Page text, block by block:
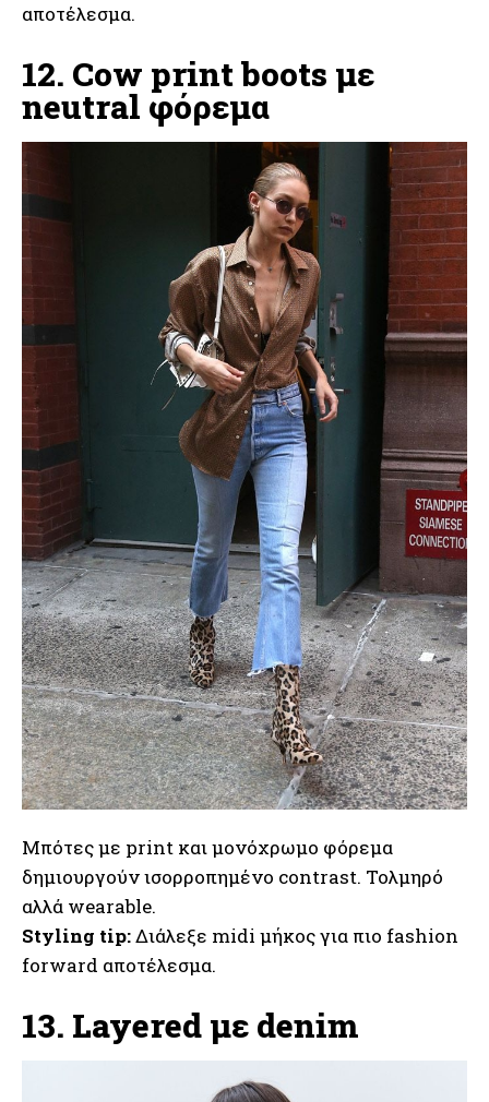
αποτέλεσμα.
12. Cow print boots με
neutral φόρεμα
Μπότες με print και μονόχρωμο φόρεμα
δημιουργούν ισορροπημένο contrast. Τολμηρό
αλλά wearable.
Styling tip:Διάλεξε midi μήκος για πιο fashion
forward αποτέλεσμα.
13. Layered με denim